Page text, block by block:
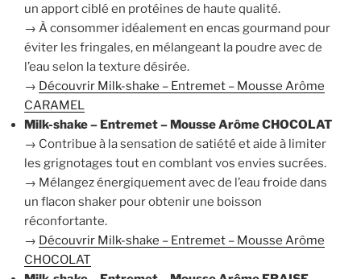
un apport ciblé en protéines de haute qualité.
→ À consommer idéalement en encas gourmand pour
éviter les fringales, en mélangeant la poudre avec de
l’eau selon la texture désirée.
→ Découvrir Milk-shake – Entremet – Mousse Arôme
CARAMEL
Milk-shake – Entremet – Mousse Arôme CHOCOLAT
→ Contribue à la sensation de satiété et aide à limiter
les grignotages tout en comblant vos envies sucrées.
→ Mélangez énergiquement avec de l’eau froide dans
un flacon shaker pour obtenir une boisson
réconfortante.
→ Découvrir Milk-shake – Entremet – Mousse Arôme
CHOCOLAT